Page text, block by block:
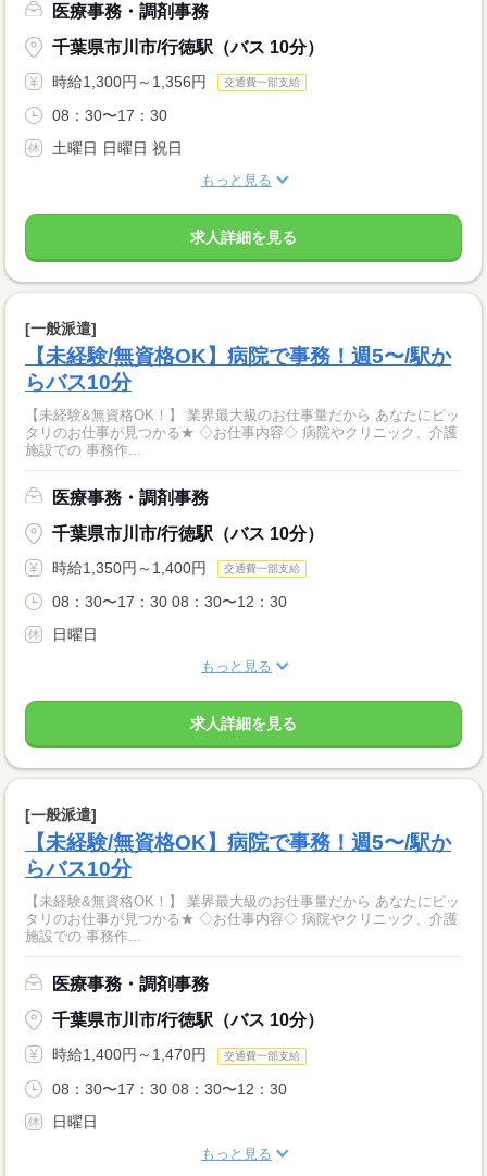
医療事務・調剤事務
千葉県市川市/行徳駅（バス 10分）
時給1,300円～1,356円 交通費一部支給
08：30〜17：30
土曜日 日曜日 祝日
もっと見る
求人詳細を見る
[一般派遣]
【未経験/無資格OK】病院で事務！週5〜/駅か
らバス10分
【未経験&無資格OK！】 業界最大級のお仕事量だから あなたにピッ
タリのお仕事が見つかる★ ◇お仕事内容◇ 病院やクリニック、介護
施設での 事務作...
医療事務・調剤事務
千葉県市川市/行徳駅（バス 10分）
時給1,350円～1,400円 交通費一部支給
08：30〜17：30 08：30〜12：30
日曜日
もっと見る
求人詳細を見る
[一般派遣]
【未経験/無資格OK】病院で事務！週5〜/駅か
らバス10分
【未経験&無資格OK！】 業界最大級のお仕事量だから あなたにピッ
タリのお仕事が見つかる★ ◇お仕事内容◇ 病院やクリニック、介護
施設での 事務作...
医療事務・調剤事務
千葉県市川市/行徳駅（バス 10分）
時給1,400円～1,470円 交通費一部支給
08：30〜17：30 08：30〜12：30
日曜日
もっと見る